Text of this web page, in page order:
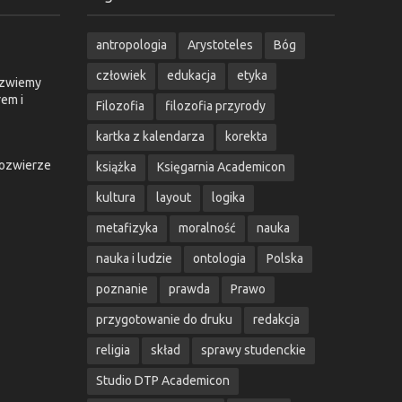
i
antropologia Arystoteles Bóg
człowiek edukacja etyka
Filozofia filozofia przyrody
kartka z kalendarza korekta
książka Księgarnia Academicon
kultura layout logika
metafizyka moralność nauka
nauka i ludzie ontologia Polska
poznanie prawda Prawo
przygotowanie do druku redakcja
religia skład sprawy studenckie
Studio DTP Academicon